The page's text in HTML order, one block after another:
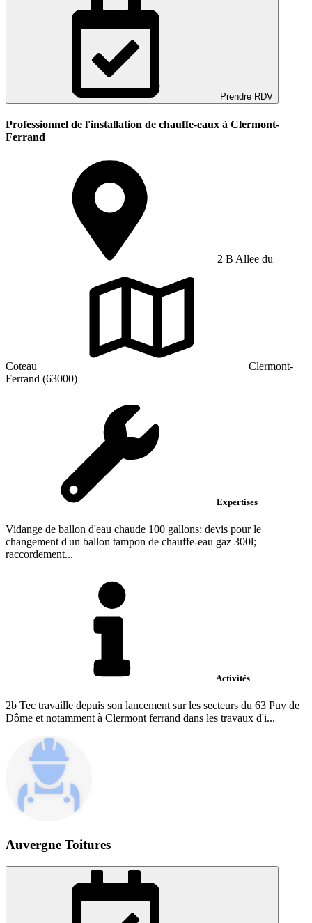
Prendre RDV
Professionnel de l'installation de chauffe-eaux à Clermont-
Ferrand
2 B Allee du
Coteau
Clermont-
Ferrand (63000)
Expertises
Vidange de ballon d'eau chaude 100 gallons; devis pour le
changement d'un ballon tampon de chauffe-eau gaz 300l;
raccordement...
Activités
2b Tec travaille depuis son lancement sur les secteurs du 63 Puy de
Dôme et notamment à Clermont ferrand dans les travaux d'i...
Auvergne Toitures